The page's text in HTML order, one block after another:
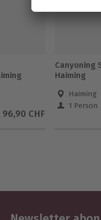
96,90 CHF
Canyoning
Haiming
Haiming
1 Person